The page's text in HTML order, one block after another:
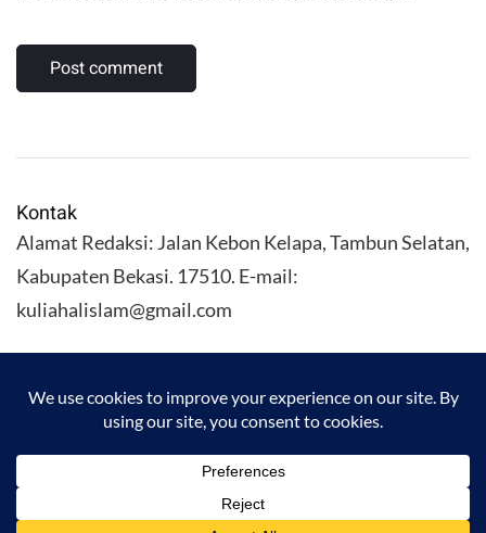
Kontak
Alamat Redaksi: Jalan Kebon Kelapa, Tambun Selatan,
Kabupaten Bekasi. 17510. E-mail:
kuliahalislam@gmail.com
KULIAHALISLAM.COM Copyright (C) 2026